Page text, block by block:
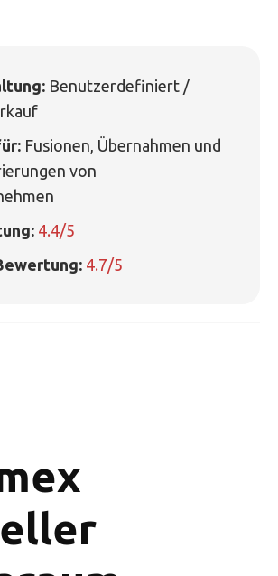
Benutzerdefiniert /
Fusionen, Übernahmen und
von
4.4/5
4.7/5